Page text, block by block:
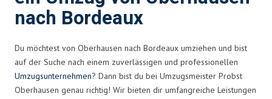
nach Bordeaux
Du möchtest von Oberhausen nach Bordeaux umziehen und bist
auf der Suche nach einem zuverlässigen und professionellen
Umzugsunternehmen? Dann bist du bei Umzugsmeister Probst
Oberhausen genau richtig! Wir bieten dir umfangreiche Leistungen